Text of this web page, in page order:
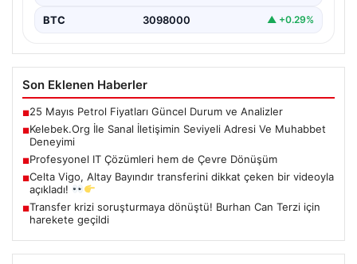
BTC 3098000 ▲ +0.29%
Son Eklenen Haberler
■25 Mayıs Petrol Fiyatları Güncel Durum ve Analizler
■Kelebek.Org İle Sanal İletişimin Seviyeli Adresi Ve Muhabbet
Deneyimi
■Profesyonel IT Çözümleri hem de Çevre Dönüşüm
■Celta Vigo, Altay Bayındır transferini dikkat çeken bir videoyla
açıkladı!
■Transfer krizi soruşturmaya dönüştü! Burhan Can Terzi için
harekete geçildi